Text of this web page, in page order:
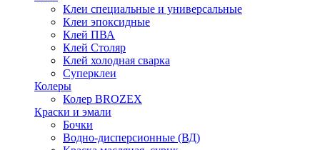
Клеи специальные и универсальные
Клеи эпоксидные
Клей ПВА
Клей Столяр
Клей холодная сварка
Суперклеи
Колеры
Колер BROZEX
Краски и эмали
Бочки
Водно-дисперсионные (ВД)